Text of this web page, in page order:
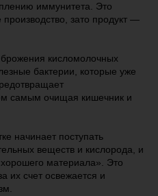
иммунитета. Это
зато продукт —
брожения кисломолочных
бактерии, которые уже
самым очищая кишечник и
начинает поступать
веществ и кислорода, и
материала». Это
их счет освежается и